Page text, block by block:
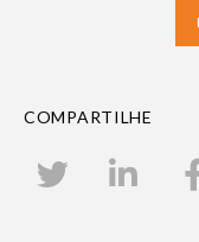
COMPARTILHE